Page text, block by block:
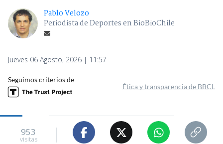
Pablo Velozo
Periodista de Deportes en BioBioChile
Jueves 06 Agosto, 2026 | 11:57
Seguimos criterios de
Ética y transparencia de BBCL
953
visitas